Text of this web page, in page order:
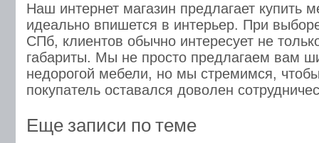
Наш интернет магазин предлагает купить
идеально впишется в интерьер. При
СПб, клиентов обычно интересует не
габариты. Мы не просто предлагаем вам
недорогой мебели, но мы стремимся,
покупатель оставался доволен
Еще записи по теме